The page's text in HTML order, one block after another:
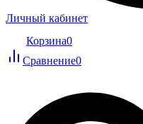
Личный кабинет
Корзина0
Сравнение0